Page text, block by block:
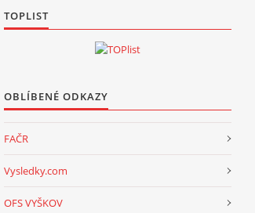
TOPLIST
OBLÍBENÉ ODKAZY
FAČR
Vysledky.com
OFS VYŠKOV